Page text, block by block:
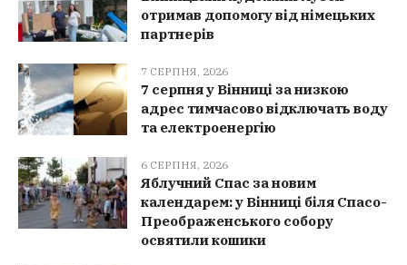
отримав допомогу від німецьких
партнерів
7 СЕРПНЯ, 2026
7 серпня у Вінниці за низкою
адрес тимчасово відключать воду
та електроенергію
6 СЕРПНЯ, 2026
Яблучний Спас за новим
календарем: у Вінниці біля Спасо-
Преображенського собору
освятили кошики